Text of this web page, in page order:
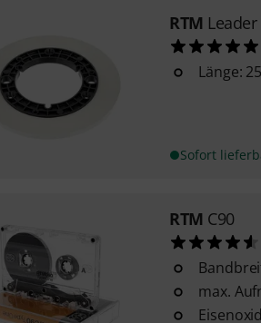
RTM
Länge:
Sofort
RTM C90
max.